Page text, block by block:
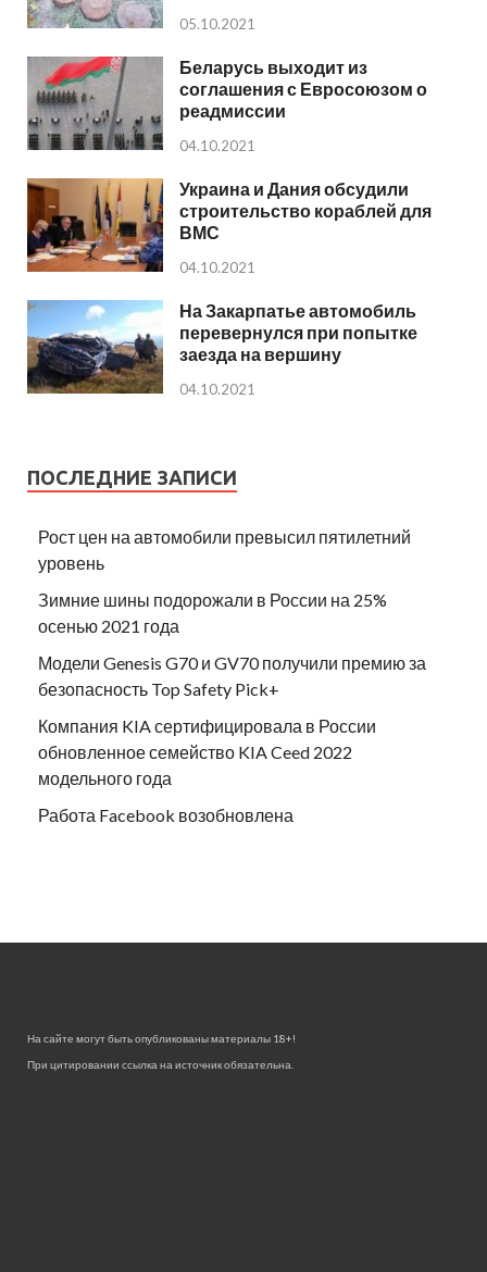
05.10.2021
Беларусь выходит из
соглашения с Евросоюзом о
реадмиссии
04.10.2021
Украина и Дания обсудили
строительство кораблей для
ВМС
04.10.2021
На Закарпатье автомобиль
перевернулся при попытке
заезда на вершину
04.10.2021
ПОСЛЕДНИЕ ЗАПИСИ
Рост цен на автомобили превысил пятилетний
уровень
Зимние шины подорожали в России на 25%
осенью 2021 года
Модели Genesis G70 и GV70 получили премию за
безопасность Top Safety Pick+
Компания KIA сертифицировала в России
обновленное семейство KIA Ceed 2022
модельного года
Работа Facebook возобновлена
На сайте могут быть опубликованы материалы 18+!
При цитировании ссылка на источник обязательна.